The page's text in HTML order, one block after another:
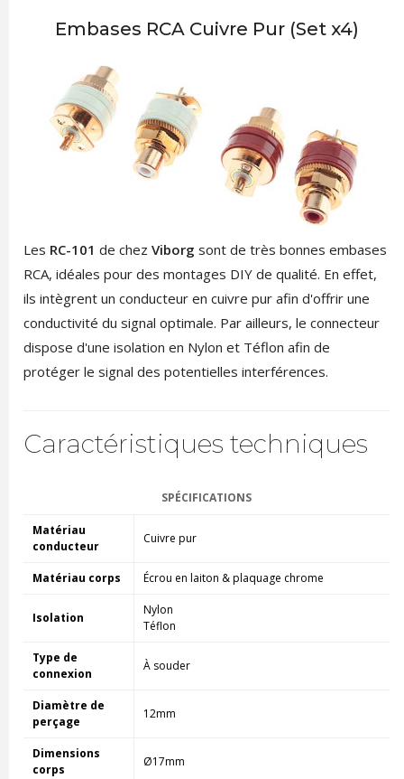
Embases RCA Cuivre Pur (Set x4)
Les RC-101 de chez Viborg sont de très bonnes embases
RCA, idéales pour des montages DIY de qualité. En effet,
ils intègrent un conducteur en cuivre pur afin d'offrir une
conductivité du signal optimale. Par ailleurs, le connecteur
dispose d'une isolation en Nylon et Téflon afin de
protéger le signal des potentielles interférences.
Caractéristiques techniques
SPÉCIFICATIONS
Matériau
conducteur
Cuivre pur
Matériau corps Écrou en laiton & plaquage chrome
Isolation
Nylon
Téflon
Type de
connexion
À souder
Diamètre de
perçage
12mm
Dimensions
corps
Ø17mm